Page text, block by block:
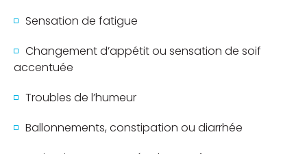
Sensation de fatigue
Changement d’appétit ou sensation de soif
accentuée
Troubles de l’humeur
Ballonnements, constipation ou diarrhée